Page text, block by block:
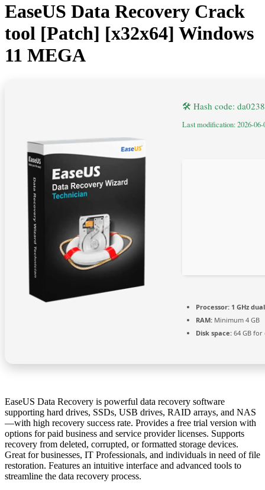
EaseUS Data Recovery Crack
tool [Patch] [x32x64] Windows
11 MEGA
🛠 Hash code:
Last modification: 2026-06-
Processor: 1 GHz
RAM: Minimum 4 GB
Disk space: 64 GB for
EaseUS Data Recovery is powerful data recovery software
supporting hard drives, SSDs, USB drives, RAID arrays, and NAS
—with high recovery success rate. Provides a free trial version with
options for paid business and service provider licenses. Supports
recovery from deleted, corrupted, or formatted storage devices.
Great for businesses, IT Professionals, and individuals in need of file
restoration. Features an intuitive interface and advanced tools to
streamline the data recovery process.